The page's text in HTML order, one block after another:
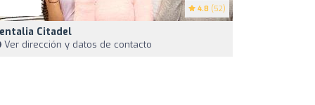
4.8 (52)
Citadel
Ver dirección y datos de contacto